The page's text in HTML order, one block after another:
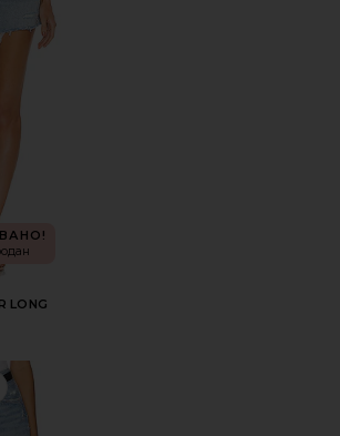
LONG
КЛАССИЧЕСКИЕ ОБРЕЗАННЫЕ ШОРТЫ